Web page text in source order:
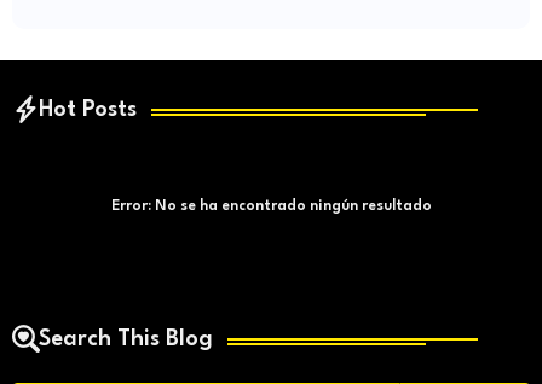
Hot Posts
Error:No se ha encontrado ningún resultado
Search This Blog